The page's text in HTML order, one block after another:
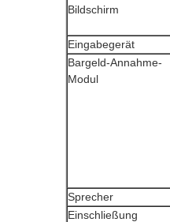
Bildschirm
Eingabegerät
Bargeld-Annahme-
Modul
Sprecher
Einschließung